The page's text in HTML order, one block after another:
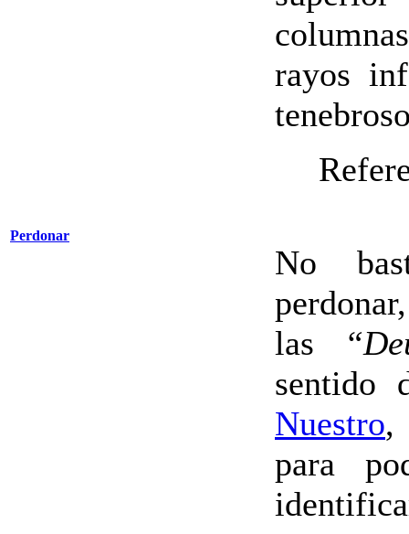
rayos
Perdonar
No
las
sentido
Nuestro,
para